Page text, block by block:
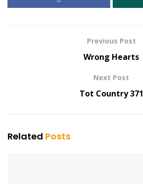
Previous Post
Wrong Hearts
Next Post
Tot Country 371
Related Posts